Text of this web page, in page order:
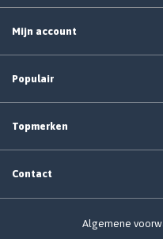
Mijn account
Populair
Topmerken
Contact
Algemene